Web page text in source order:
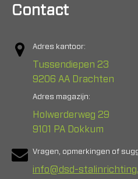
Contact
Adres kantoor:
Tussendiepen 23
9206 AA Drachten
Adres magazijn:
Holwerderweg 29
9101 PA Dokkum
Vragen, opmerkingen of
info@dsd-